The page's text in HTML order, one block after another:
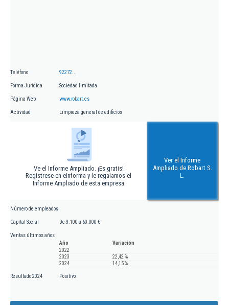
Teléfono 92272...
Forma Jurídica Sociedad limitada
Página Web www.robart.es
Actividad Limpieza general de edificios
Ve el Informe Ampliado. ¡Es gratis!
Regístrese en eInforma y le regalamos el
Informe Ampliado de esta empresa
Ver el Informe
Ampliado de Robart S.
L.
Número de empleados
Capital Social De 3.100 a 60.000 €
Ventas últimos años
Año
Variación
2022
2023
22,42 %
2024
14,15 %
Resultado 2024 Positivo